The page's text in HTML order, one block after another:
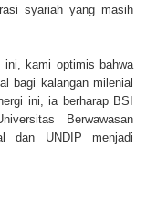
syariah yang masih
ini, kami optimis bahwa
bagi kalangan milenial
ini, ia berharap BSI
Berwawasan
dan UNDIP menjadi